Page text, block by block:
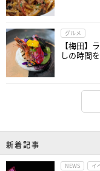
グルメ
【梅田】
しの時間を
新着記事
NEWS イ